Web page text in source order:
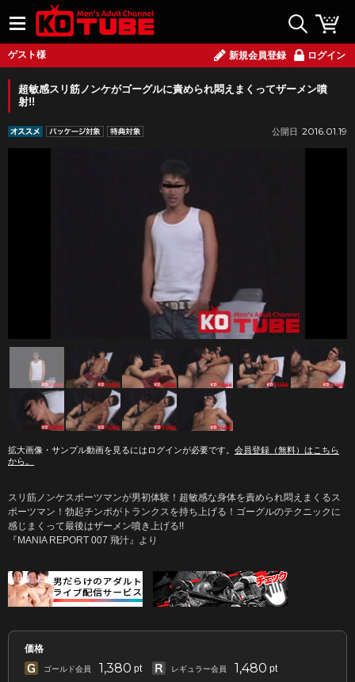
ゲスト様 新規会員登録 ログイン
超敏感スリ筋ノンケがゴーグルに責められ悶えまくってザーメン噴
射!!
2016.01.19
拡大画像・サンプル動画を見るにはログインが必要です。 会員登録（無料）はこちら
から。
スリ筋ノンケスポーツマンが男初体験！超敏感な身体を責められ悶えまくるス
ポーツマン！勃起チンポがトランクスを持ち上げる！ゴーグルのテクニックに
感じまくって最後はザーメン噴き上げる!!
『MANIA REPORT 007 飛汁』より
価格
ゴールド会員 1,380 pt レギュラー会員 1,480 pt